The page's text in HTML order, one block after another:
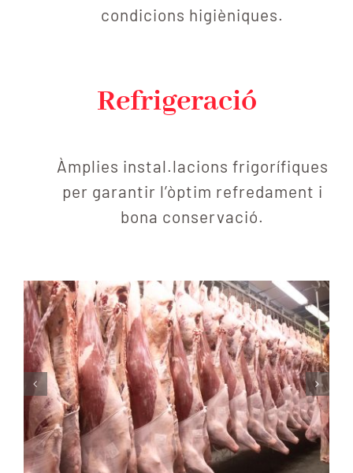
condicions higièniques.
Refrigeració
Àmplies instal.lacions frigorífiques
per garantir l’òptim refredament i
bona conservació.